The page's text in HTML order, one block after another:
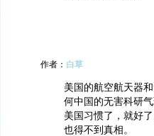
作者： 白草
美国的航空航天器
何中国的无害科研
美国习惯了，就好
也得不到真相。